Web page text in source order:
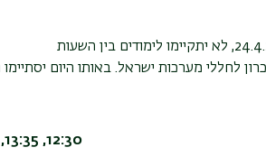
12:30, 13:35, 14:30, 15:35